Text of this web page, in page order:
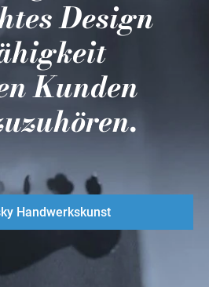
Design
Kunden
Handwerkskunst